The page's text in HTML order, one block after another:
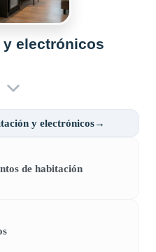
y electrónicos
y electrónicos→
de habitación